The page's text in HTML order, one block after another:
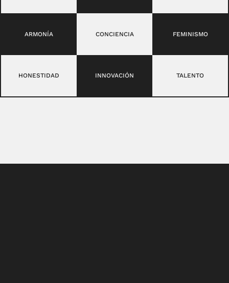
ARMONÍA CONCIENCIA FEMINISMO
HONESTIDAD INNOVACIÓN TALENTO